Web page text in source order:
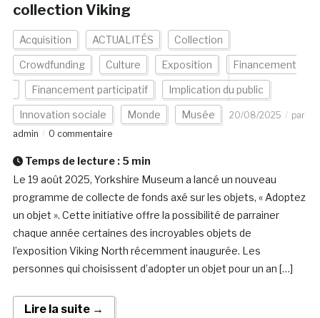
collection Viking
Acquisition ACTUALITÉS Collection
Crowdfunding Culture Exposition Financement
Financement participatif Implication du public
Innovation sociale Monde Musée 20/08/2025
par
admin
0 commentaire
Temps de lecture : 5 min
Le 19 août 2025, Yorkshire Museum a lancé un nouveau
programme de collecte de fonds axé sur les objets, « Adoptez
un objet ». Cette initiative offre la possibilité de parrainer
chaque année certaines des incroyables objets de
l’exposition Viking North récemment inaugurée. Les
personnes qui choisissent d’adopter un objet pour un an […]
Lire la suite →